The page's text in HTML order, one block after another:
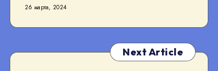
26 марта, 2024
Next Article